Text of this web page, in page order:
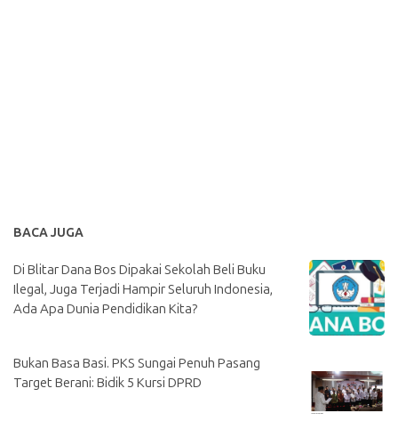
BACA JUGA
Di Blitar Dana Bos Dipakai Sekolah Beli Buku
Ilegal, Juga Terjadi Hampir Seluruh Indonesia,
Ada Apa Dunia Pendidikan Kita?
Bukan Basa Basi. PKS Sungai Penuh Pasang
Target Berani: Bidik 5 Kursi DPRD